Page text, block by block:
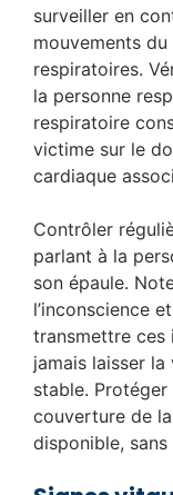
surveiller en
mouvements
respiratoires.
la personne
respiratoire
victime sur le
cardiaque
Contrôler
parlant à la
son épaule.
l’inconscience
transmettre ces
jamais laisser
stable.
couverture de la
disponible,